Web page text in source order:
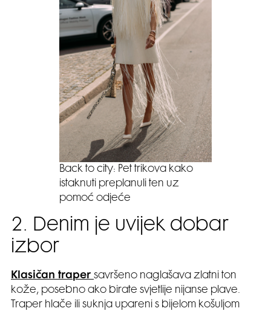
Back to city: Pet trikova kako
istaknuti preplanuli ten uz
pomoć odjeće
2. Denim je uvijek dobar
izbor
Klasičan traper savršeno naglašava zlatni ton
kože, posebno ako birate svjetlije nijanse plave.
Traper hlače ili suknja upareni s bijelom košuljom